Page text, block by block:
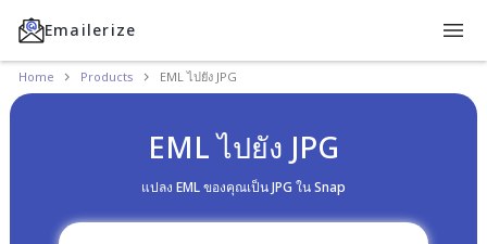
Emailerize
Home Products EML ไปยัง JPG
EML ไปยัง JPG
แปลง EML ของคุณเป็น JPG ใน Snap